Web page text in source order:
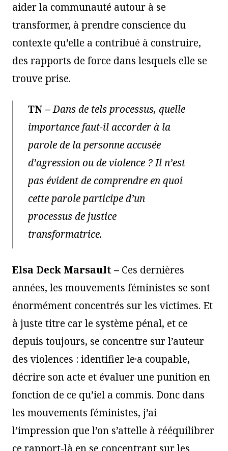
aider la communauté autour à se
transformer, à prendre conscience du
contexte qu’elle a contribué à construire,
des rapports de force dans lesquels elle se
trouve prise.
TN –Dans de tels processus, quelle
importance faut-il accorder à la
parole de la personne accusée
d’agression ou de violence ? Il n’est
pas évident de comprendre en quoi
cette parole participe d’un
processus de justice
transformatrice.
Elsa Deck Marsault – Ces dernières
années, les mouvements féministes se sont
énormément concentrés sur les victimes. Et
à juste titre car le système pénal, et ce
depuis toujours, se concentre sur l’auteur
des violences : identifier le·a coupable,
décrire son acte et évaluer une punition en
fonction de ce qu’iel a commis. Donc dans
les mouvements féministes, j’ai
l’impression que l’on s’attelle à rééquilibrer